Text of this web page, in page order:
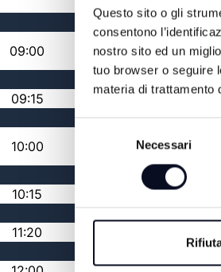
Questo sito o gli
consentono
nostro sito ed un
tuo browser o seguire
materia di trattamento
Selezione
consenso
Necessari
09:00
RASSEGNA
09:15 TG
10:00
RASSEGNA
10:15 TG MATTINA
11:20